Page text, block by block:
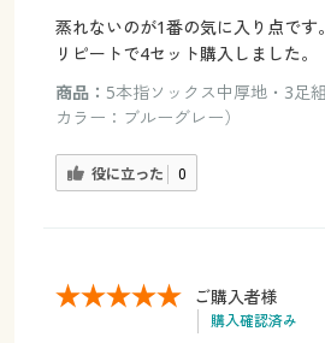
蒸れないのが1番の気に入り点で
リピートで4セット購入しました。
商品： 5本指ソックス中厚地・3足
カラー：ブルーグレー）
役に立った 0
ご購入者様
購入確認済み